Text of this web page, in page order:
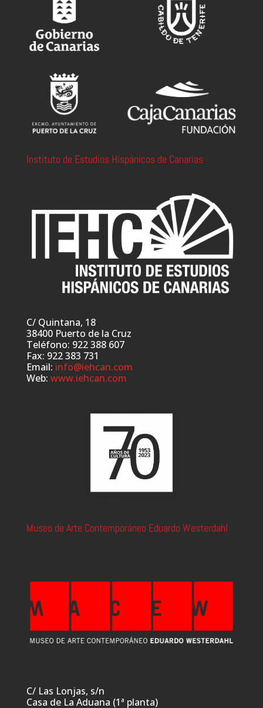
Instituto de Estudios Hispánicos de Canarias
C/ Quintana, 18
38400 Puerto de la Cruz
Teléfono: 922 388 607
Fax: 922 383 731
Email: info@iehcan.com
Web: www.iehcan.com
Museo de Arte Contemporáneo Eduardo Westerdahl
C/ Las Lonjas, s/n
Casa de La Aduana (1ª planta)